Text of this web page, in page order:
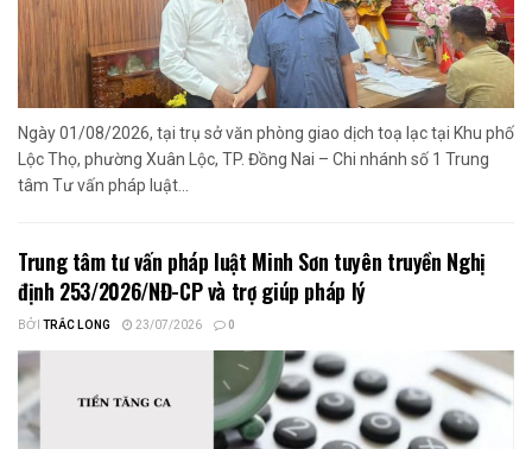
Ngày 01/08/2026, tại trụ sở văn phòng giao dịch toạ lạc tại Khu phố
Lộc Thọ, phường Xuân Lộc, TP. Đồng Nai – Chi nhánh số 1 Trung
tâm Tư vấn pháp luật...
Trung tâm tư vấn pháp luật Minh Sơn tuyên truyền Nghị
định 253/2026/NĐ-CP và trợ giúp pháp lý
BỞI TRẮC LONG 23/07/2026 0